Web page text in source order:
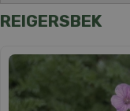
REIGERSBEK